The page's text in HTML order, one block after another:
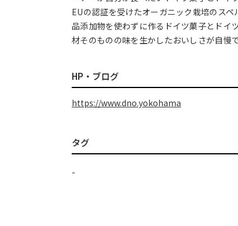
EUの認証を受けたオーガニック栽培のス
品添加物を使わずに作るドイツ菓子とドイ
材そのものの味を生かしたおいしさが自慢で
HP・ブログ
https://www.dno.yokohama
タグ
-